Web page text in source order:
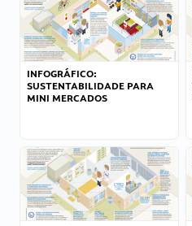
INFOGRÁFICO:
SUSTENTABILIDADE PARA
MINI MERCADOS